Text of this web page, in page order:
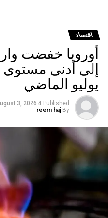
المغادرين من مطارات موسكو
وفنوكوفو) ومطار
على تصريح مسبق من هيئة
الثمينة.
اقتصاد
أوروبا خفضت
إلى أدنى
يوليو الماضي
Published
4 days ago
3, 2026
By
reem haj